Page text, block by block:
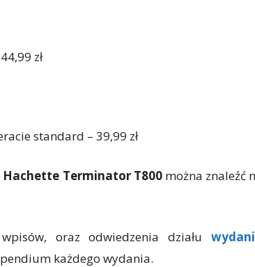
zł
standard – 39,99 zł
Hachette Terminator T800 można znaleźć
oraz odwiedzenia działu
każdego wydania.